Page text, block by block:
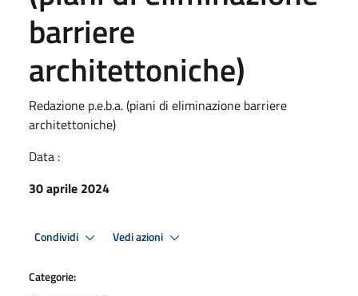
barriere
architettoniche)
Redazione p.e.b.a. (piani di eliminazione barriere
architettoniche)
Data :
30 aprile 2024
Condividi Vedi azioni
Categorie: